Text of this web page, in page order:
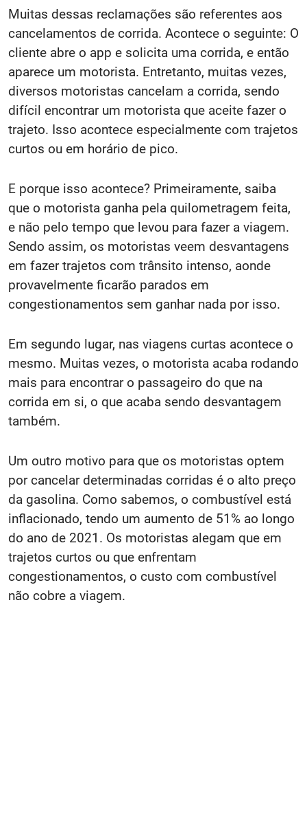
Muitas dessas reclamações são referentes aos
cancelamentos de corrida. Acontece o seguinte: O
cliente abre o app e solicita uma corrida, e então
aparece um motorista. Entretanto, muitas vezes,
diversos motoristas cancelam a corrida, sendo
difícil encontrar um motorista que aceite fazer o
trajeto. Isso acontece especialmente com trajetos
curtos ou em horário de pico.
E porque isso acontece? Primeiramente, saiba
que o motorista ganha pela quilometragem feita,
e não pelo tempo que levou para fazer a viagem.
Sendo assim, os motoristas veem desvantagens
em fazer trajetos com trânsito intenso, aonde
provavelmente ficarão parados em
congestionamentos sem ganhar nada por isso.
Em segundo lugar, nas viagens curtas acontece o
mesmo. Muitas vezes, o motorista acaba rodando
mais para encontrar o passageiro do que na
corrida em si, o que acaba sendo desvantagem
também.
Um outro motivo para que os motoristas optem
por cancelar determinadas corridas é o alto preço
da gasolina. Como sabemos, o combustível está
inflacionado, tendo um aumento de 51% ao longo
do ano de 2021. Os motoristas alegam que em
trajetos curtos ou que enfrentam
congestionamentos, o custo com combustível
não cobre a viagem.